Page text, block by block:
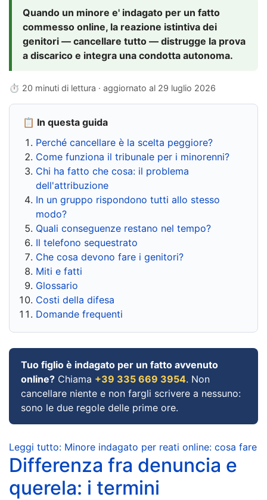
Quando un minore e' indagato per un fatto
commesso online, la reazione istintiva dei
genitori — cancellare tutto — distrugge la prova
a discarico e integra una condotta autonoma.
⏱ 20 minuti di lettura · aggiornato al 29 luglio 2026
📋 In questa guida
Perché cancellare è la scelta peggiore?
Come funziona il tribunale per i minorenni?
Chi ha fatto che cosa: il problema
dell'attribuzione
In un gruppo rispondono tutti allo stesso
modo?
Quali conseguenze restano nel tempo?
Il telefono sequestrato
Che cosa devono fare i genitori?
Miti e fatti
Glossario
Costi della difesa
Domande frequenti
Tuo figlio è indagato per un fatto avvenuto
online? Chiama +39 335 669 3954. Non
cancellare niente e non fargli scrivere a nessuno:
sono le due regole delle prime ore.
Leggi tutto: Minore indagato per reati online: cosa fare
Differenza fra denuncia e
querela: i termini